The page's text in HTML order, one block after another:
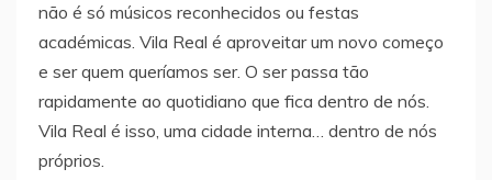
não é só músicos reconhecidos ou festas
académicas. Vila Real é aproveitar um novo começo
e ser quem queríamos ser. O ser passa tão
rapidamente ao quotidiano que fica dentro de nós.
Vila Real é isso, uma cidade interna… dentro de nós
próprios.